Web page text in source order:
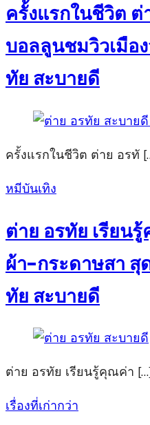
ครั้งแรกในชีวิต
บอลลูนชมวิวเมือง
ทัย สะบายดี
ครั้งแรกในชีวิต ต่าย อรทั
Posted
หมีบันเทิง
ต่าย อรทัย เรียน
ผ้า-กระดาษสา สุ
ทัย สะบายดี
ต่าย อรทัย เรียนรู้คุณค่า
แนะแนว
เรื่องที่เก่ากว่า